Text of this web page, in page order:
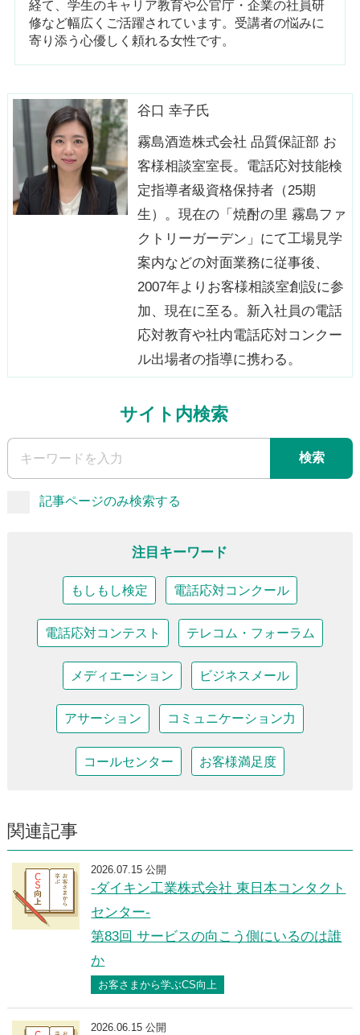
経て、学生のキャリア教育や公官庁・企業の社員研
修など幅広くご活躍されています。受講者の悩みに
寄り添う心優しく頼れる女性です。
谷口 幸子氏
霧島酒造株式会社 品質保証部 お
客様相談室室長。電話応対技能検
定指導者級資格保持者（25期
生）。現在の「焼酎の里 霧島ファ
クトリーガーデン」にて工場見学
案内などの対面業務に従事後、
2007年よりお客様相談室創設に参
加、現在に至る。新入社員の電話
応対教育や社内電話応対コンクー
ル出場者の指導に携わる。
サイト内検索
検索
記事ページのみ検索する
注目キーワード
もしもし検定 電話応対コンクール
電話応対コンテスト テレコム・フォーラム
メディエーション ビジネスメール
アサーション コミュニケーション力
コールセンター お客様満足度
関連記事
2026.07.15 公開
-ダイキン工業株式会社 東日本コンタクト
センター-
第83回 サービスの向こう側にいるのは誰
か
お客さまから学ぶCS向上
2026.06.15 公開